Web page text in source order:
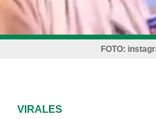
FOTO:
VIRALES